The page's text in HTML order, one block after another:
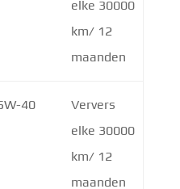
elke 30000
km/ 12
maanden
40
Ververs
elke 30000
km/ 12
maanden